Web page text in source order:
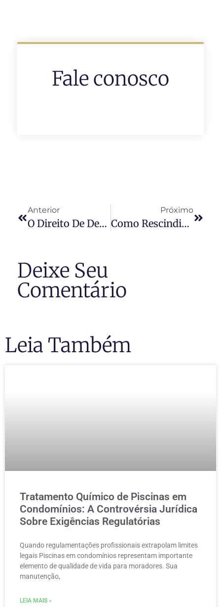
Fale conosco
Anterior
O Direito De Desistir De Um Imóvel
Próximo
Como Rescindir Contrato
Deixe Seu
Comentário
Leia Também
Tratamento Químico de Piscinas em
Condomínios: A Controvérsia Jurídica
Sobre Exigências Regulatórias
Quando regulamentações profissionais extrapolam limites
legais Piscinas em condomínios representam importante
elemento de qualidade de vida para moradores. Sua
manutenção,
LEIA MAIS »